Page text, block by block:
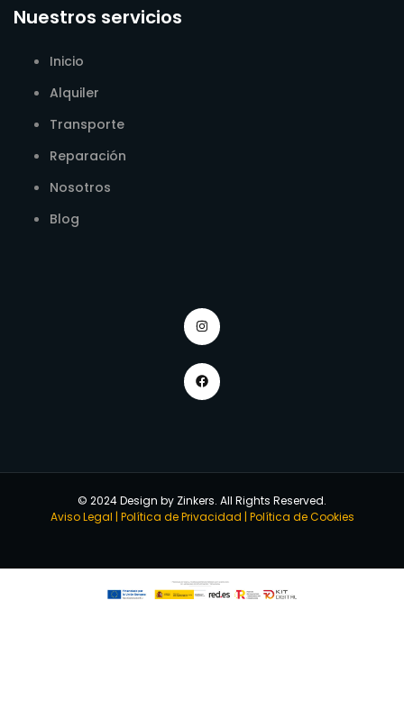
Nuestros servicios
Inicio
Alquiler
Transporte
Reparación
Nosotros
Blog
© 2024 Design by Zinkers. All Rights Reserved.
Aviso Legal | Política de Privacidad | Política de Cookies